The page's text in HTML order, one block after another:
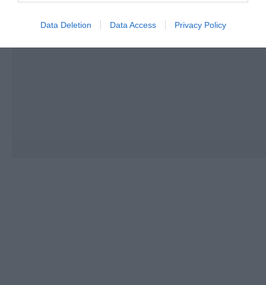
Data Deletion Data Access Privacy Policy